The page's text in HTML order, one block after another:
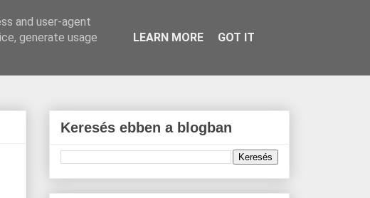
Keresés ebben a blogban
and user-agent
generate usage
LEARN MORE GOT IT